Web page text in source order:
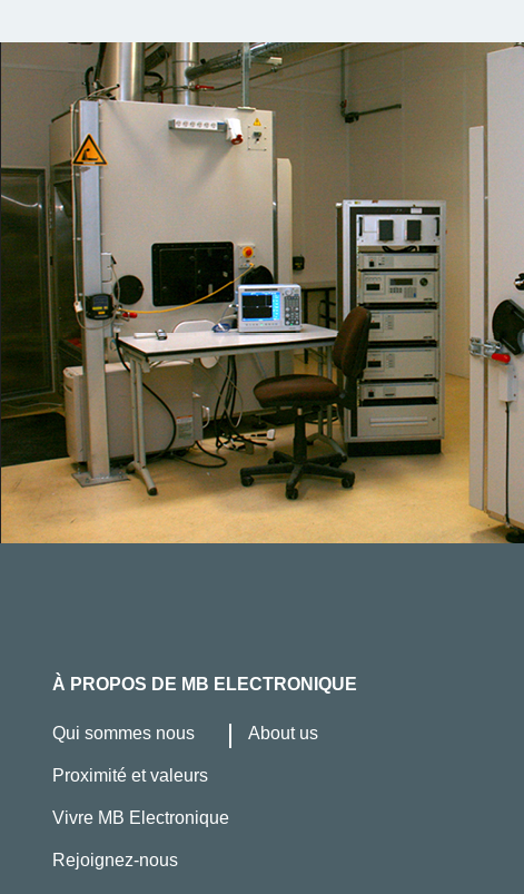
À PROPOS DE MB ELECTRONIQUE
Qui sommes nous About us
Proximité et valeurs
Vivre MB Electronique
Rejoignez-nous